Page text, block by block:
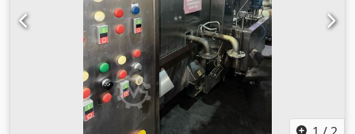
bateria: 625 Ah Ano de fabricação da bateria: 2015
Válvulas hidráulicas: 3.ª/4.ª válvula no suporte do garfo
Horas de operação: 15.254 h EQUIPAMENTO Mastro de
elevação triplex com elevação livre 3.ª/4.ª válvula hidráulica
no suporte do garfo Carregador Referência externa: